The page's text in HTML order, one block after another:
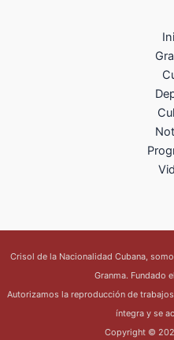
Crisol de la Nacionalidad Cubana,
Granma. Fundado
Autorizamos la reproducción de
íntegra y se
Copyright ©